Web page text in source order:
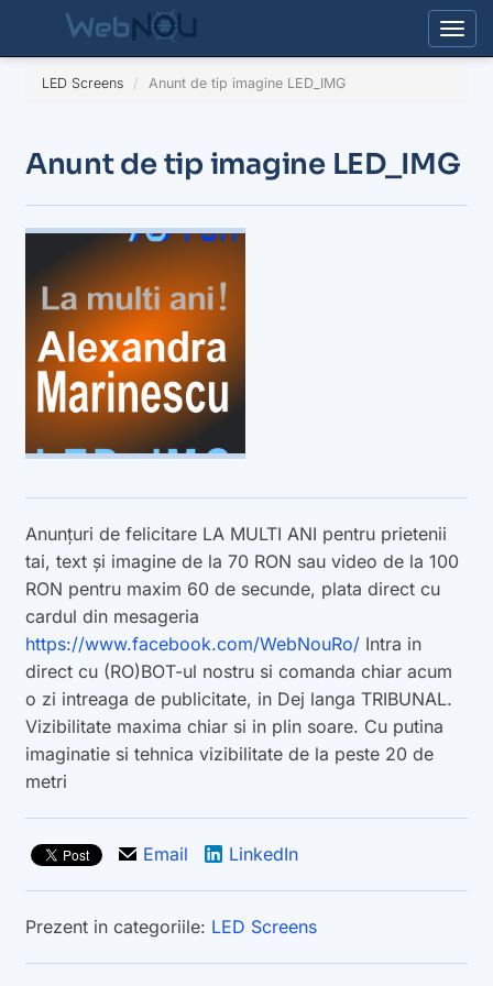
LED Screens Anunt de tip imagine LED_IMG
Anunt de tip imagine LED_IMG
Anunțuri de felicitare LA MULTI ANI pentru prietenii
tai, text și imagine de la 70 RON sau video de la 100
RON pentru maxim 60 de secunde, plata direct cu
cardul din mesageria
https://www.facebook.com/WebNouRo/ Intra in
direct cu (RO)BOT-ul nostru si comanda chiar acum
o zi intreaga de publicitate, in Dej langa TRIBUNAL.
Vizibilitate maxima chiar si in plin soare. Cu putina
imaginatie si tehnica vizibilitate de la peste 20 de
metri
Email LinkedIn
Prezent in categoriile: LED Screens